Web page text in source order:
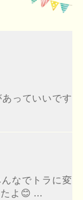
っていいです
なでトラに変
よ😊 ...